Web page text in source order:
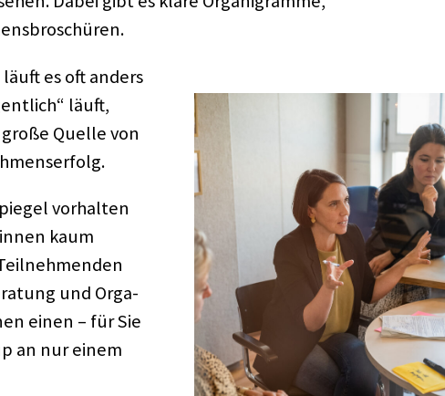
es oft anders
läuft,
Quelle von
vorhal­ten
kaum
und Orga­
einen – für Sie
an nur einem